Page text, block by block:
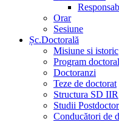
Orar
Sesiune
Șc.Doctorală
Misiune si istoric
Program doctoral
Doctoranzi
Teze de doctorat
Structura SD IIR
Studii
Conducători de